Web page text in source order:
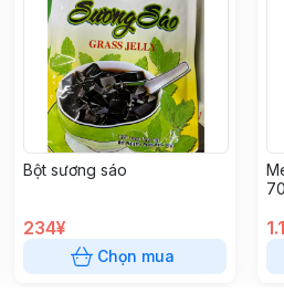
Bột sương sáo
234¥
Chọn mua